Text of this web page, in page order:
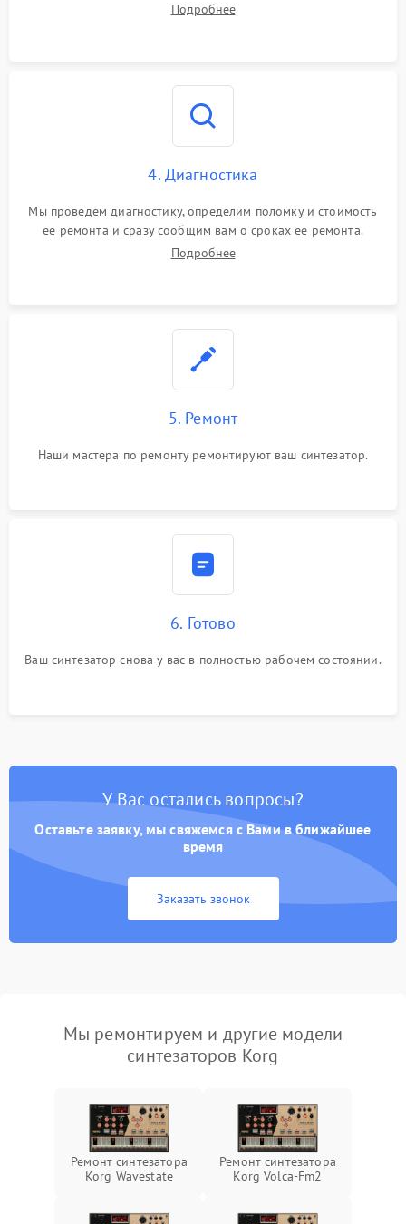
Подробнее
4. Диагностика
Мы проведем диагностику, определим поломку и стоимость
ее ремонта и сразу сообщим вам о сроках ее ремонта.
Подробнее
5. Ремонт
Наши мастера по ремонту ремонтируют ваш синтезатор.
6. Готово
Ваш синтезатор снова у вас в полностью рабочем состоянии.
У Вас остались вопросы?
Оставьте заявку, мы свяжемся с Вами в ближайшее
время
Заказать звонок
Мы ремонтируем и другие модели
синтезаторов Korg
Ремонт синтезатора
Korg Wavestate
Ремонт синтезатора
Korg Volca-Fm2